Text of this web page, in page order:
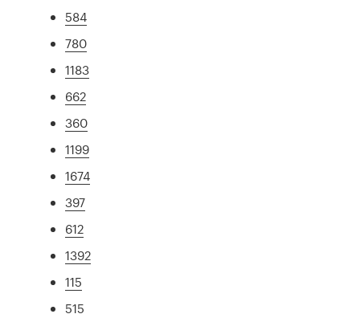
584
780
1183
662
360
1199
1674
397
612
1392
115
515